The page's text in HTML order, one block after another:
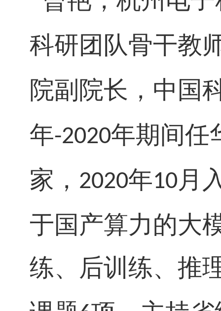
科研团队骨干教
院副院长，中国
年-2020年期间任
家 ， 2020年10月
于国产算力的大
练、后训练、推